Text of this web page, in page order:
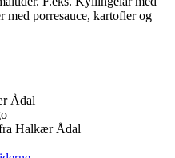
med porresauce, kartofler og
Halkær Ådal